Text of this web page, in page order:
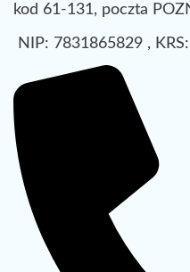
kod 61-131, poczta
NIP: 7831865829 ,